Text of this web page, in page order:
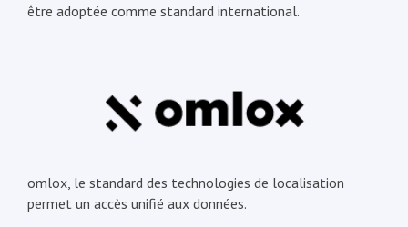
être adoptée comme standard international.
omlox, le standard des technologies de localisation
permet un accès unifié aux données.